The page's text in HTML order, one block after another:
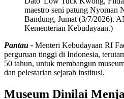
maestro seni patung Nyoman
Bandung, Jumat (3/7/2026).
Kementerian Kebudayaan.)
Pantau - Menteri Kebudayaan RI
perguruan tinggi di Indonesia,
50 tahun, untuk membangun
dan pelestarian sejarah institusi.
Museum Dinilai